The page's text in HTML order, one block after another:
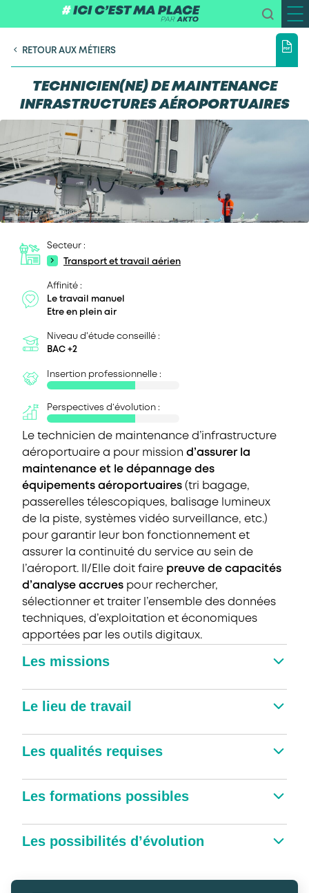
RETOUR AUX MÉTIERS
TECHNICIEN(NE) DE MAINTENANCE
INFRASTRUCTURES AÉROPORTUAIRES
Secteur :
Transport et travail aérien
Affinité :
Le travail manuel
Etre en plein air
Niveau d'étude conseillé :
BAC +2
Insertion professionnelle :
Perspectives d’évolution :
Le technicien de maintenance d’infrastructure
aéroportuaire a pour mission d’assurer la
maintenance et le dépannage des
équipements aéroportuaires (tri bagage,
passerelles télescopiques, balisage lumineux
de la piste, systèmes vidéo surveillance, etc.)
pour garantir leur bon fonctionnement et
assurer la continuité du service au sein de
l’aéroport. Il/Elle doit faire preuve de capacités
d’analyse accrues pour rechercher,
sélectionner et traiter l’ensemble des données
techniques, d’exploitation et économiques
apportées par les outils digitaux.
Les missions
Le lieu de travail
Les qualités requises
Les formations possibles
Les possibilités d’évolution